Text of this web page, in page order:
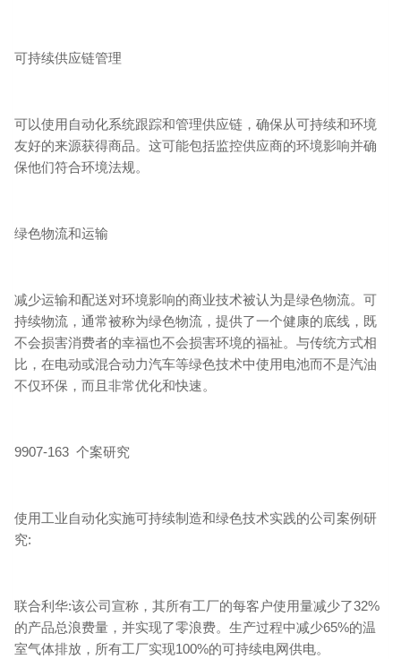
可持续供应链管理
可以使用自动化系统跟踪和管理供应链，确保从可持续和环境
友好的来源获得商品。这可能包括监控供应商的环境影响并确
保他们符合环境法规。
绿色物流和运输
减少运输和配送对环境影响的商业技术被认为是绿色物流。可
持续物流，通常被称为绿色物流，提供了一个健康的底线，既
不会损害消费者的幸福也不会损害环境的福祉。与传统方式相
比，在电动或混合动力汽车等绿色技术中使用电池而不是汽油
不仅环保，而且非常优化和快速。
9907-163 个案研究
使用工业自动化实施可持续制造和绿色技术实践的公司案例研
究:
联合利华:该公司宣称，其所有工厂的每客户使用量减少了32%
的产品总浪费量，并实现了零浪费。生产过程中减少65%的温
室气体排放，所有工厂实现100%的可持续电网供电。